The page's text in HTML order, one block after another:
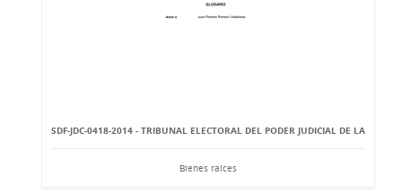
SDF-JDC-0418-2014 - TRIBUNAL ELECTORAL DEL PODER JUDICIAL DE LA
Bienes raíces